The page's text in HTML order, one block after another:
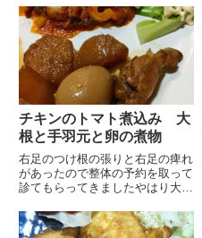
出ているそうです家に着くと案外
元気で早速ママゴトでお茶や料理
を出してくれました孫なりに労っ
てくれているのかもしれません
外...
チキンのトマト煮込み 大
根と手羽元と卵の煮物
右足のつけ根の張りと右足の痺れ
があったので整体の予約を取って
診てもらってきましたやはり大き
そうですコリをほぐしてもらいス
トレッチを教えてもらいましたや